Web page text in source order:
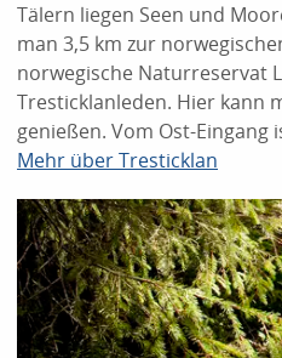
Tälern liegen Seen und
man 3,5 km zur
norwegische Naturreservat
Tresticklanleden. Hier kann
genießen. Vom Ost-Eingang
Mehr über Tresticklan